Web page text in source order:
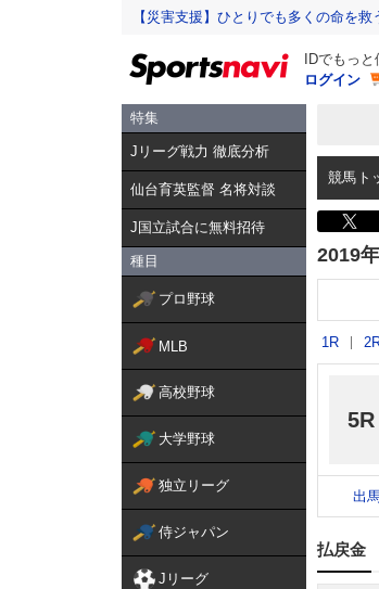
【災害支援】ひとりでも多くの命を
IDでもっ
ログイン
特集
Jリーグ戦力 徹底分析
仙台育英監督 名将対談
J国立試合に無料招待
種目
プロ野球
MLB
高校野球
大学野球
独立リーグ
侍ジャパン
Jリーグ
競馬ト
2019
1R
5R
出
払戻金